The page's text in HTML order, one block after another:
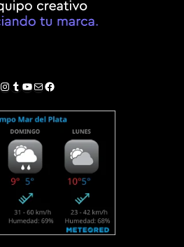
Instagram
Tumblr
YouTube
Correo electrónico
Facebook